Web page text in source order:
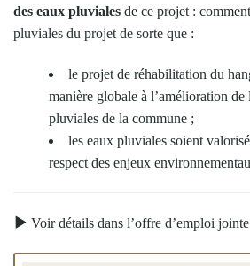
des eaux pluviales de ce projet :
pluviales du projet de sorte que :
le projet de réhabilitation du
manière globale à l’amélioration de
pluviales de la commune ;
les eaux pluviales soient
respect des enjeux
Voir détails dans l’offre d’emploi jointe